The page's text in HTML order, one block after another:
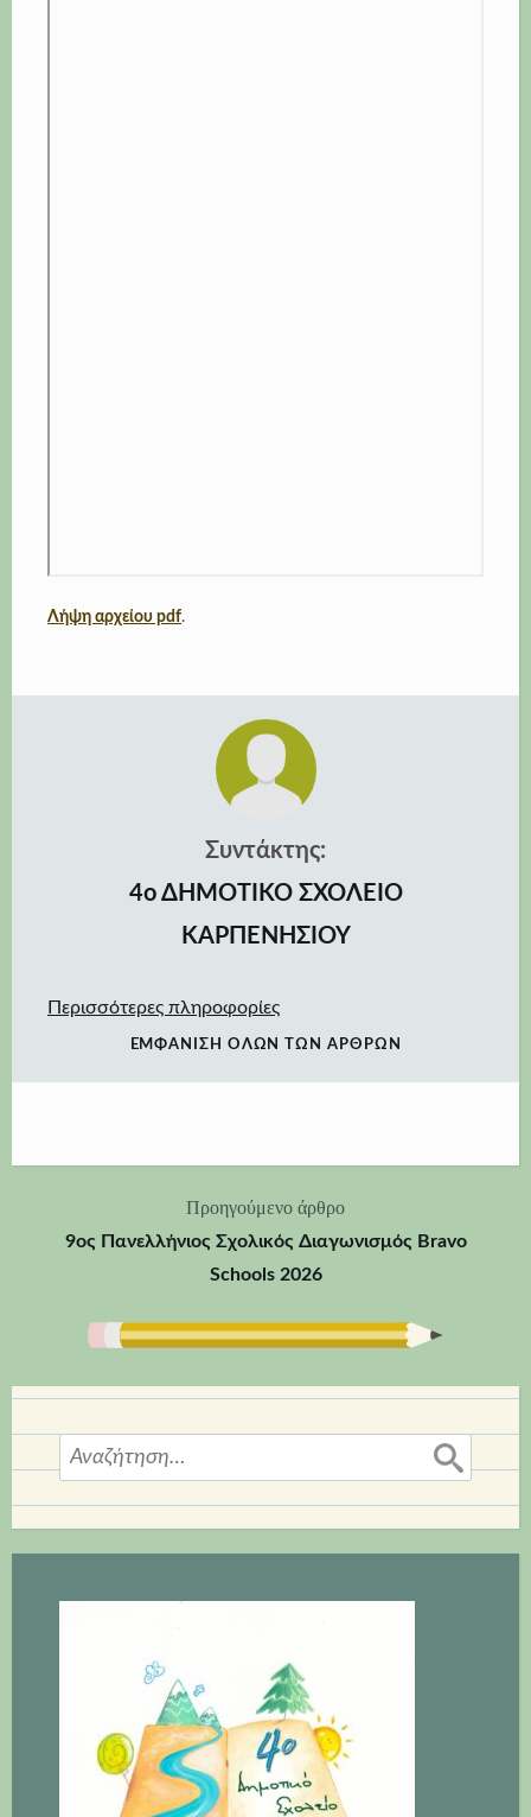
Λήψη αρχείου pdf.
Συντάκτης:
4ο ΔΗΜΟΤΙΚΟ ΣΧΟΛΕΙΟ
ΚΑΡΠΕΝΗΣΙΟΥ
Περισσότερες πληροφορίες
ΕΜΦΆΝΙΣΗ ΌΛΩΝ ΤΩΝ ΆΡΘΡΩΝ
Προηγούμενο άρθρο
9ος Πανελλήνιος Σχολικός Διαγωνισμός Bravo
Schools 2026
Αναζήτηση
για: